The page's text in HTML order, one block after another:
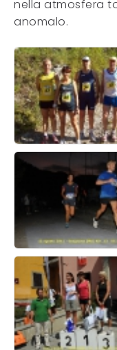
nella atmosfera
anomalo.